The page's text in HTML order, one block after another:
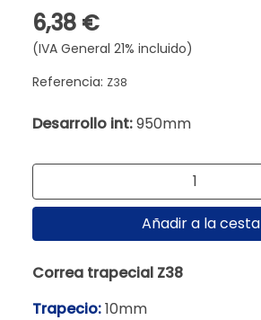
6,38 €
(IVA General 21% incluido)
Referencia: Z38
Desarrollo int:950mm
Añadir a la cesta
Correa trapecial Z38
Trapecio:10mm